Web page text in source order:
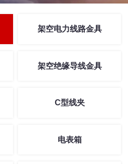
架空电力线路金具
架空绝缘导线金具
C型线夹
电表箱